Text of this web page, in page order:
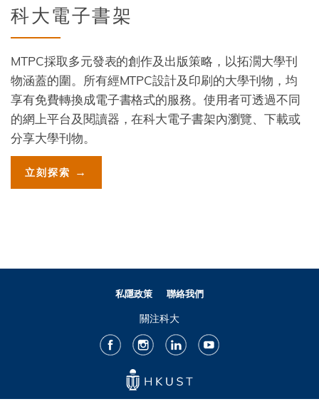
Title
科大電子書架
Description
MTPC採取多元發表的創作及出版策略，以拓濶大學刊
物涵蓋的圍。所有經MTPC設計及印刷的大學刊物，均
享有免費轉換成電子書格式的服務。使用者可透過不同
的網上平台及閱讀器，在科大電子書架內瀏覽、下載或
分享大學刊物。
Links
Website
Link立刻探索
私隱政策 聯絡我們
關注科大
FacebookInstagramLinkedInYoutube